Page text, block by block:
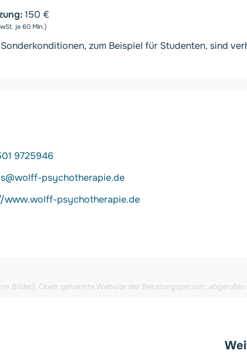
150 €
je 60 Min.)
Sonderkonditionen, zum Beispiel für Studenten, sind
9725946
psychotherapie.de
www.wolff-psychotherapie.de
Bilder): Oben genannte Website der Beratungsperson, abgerufen